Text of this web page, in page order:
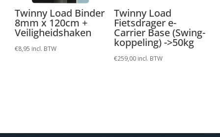
Twinny Load Binder
8mm x 120cm +
Veiligheidshaken
€8,95 incl. BTW
Twinny Load
Fietsdrager e-
Carrier Base (Swing-
koppeling) ->50kg
€259,00 incl. BTW